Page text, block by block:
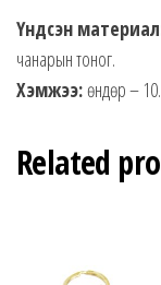
Үндсэн
чанарын тоног.
Хэмжээ:өндөр –
Related